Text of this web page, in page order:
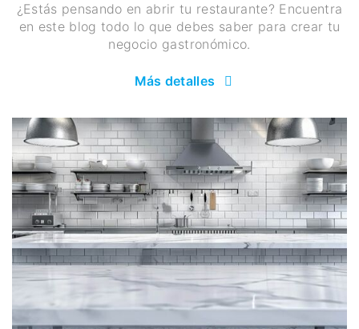
¿Estás pensando en abrir tu restaurante? Encuentra
en este blog todo lo que debes saber para crear tu
negocio gastronómico.
Más detalles